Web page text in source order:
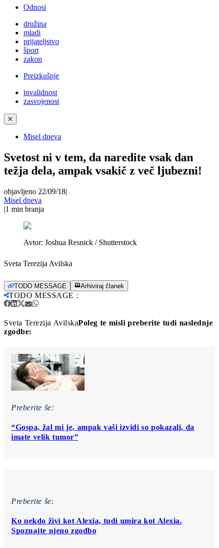
Odnosi
družina
mladi
prijateljstvo
šport
zakon
Preizkušnje
invalidnost
zasvojenost
✕
Misel dneva
Svetost ni v tem, da naredite vsak dan
težja dela, ampak vsakič z več ljubezni!
objavljeno 22/09/18|
Misel dneva
|1 min branja
Avtor: Joshua Resnick / Shutterstock
Sveta Terezija Avilska
TODO MESSAGE Arhiviraj članek
TODO MESSAGE :
Sveta Terezija AvilskaPoleg te misli preberite tudi naslednje
zgodbe:
Preberite še:
“Gospa, žal mi je, ampak vaši izvidi so pokazali, da
imate velik tumor”
Preberite še:
Ko nekdo živi kot Alexia, tudi umira kot Alexia.
Spoznajte njeno zgodbo